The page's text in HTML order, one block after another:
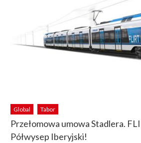
Global Tabor
Przełomowa umowa Stadlera.
Półwysep Iberyjski!